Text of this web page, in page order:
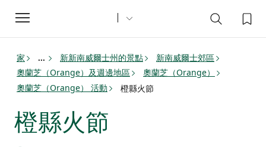
Toggle
navigation
家 ... 新新南威爾士州的景點
新南威爾士郊區
奧蘭芝（Orange）及週邊地區
奧蘭芝（Orange）
奧蘭芝（Orange） 活動
橙縣火節
橙縣火節